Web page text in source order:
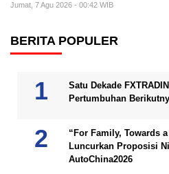
Jumat, 7 Agu 2026 - 00:42 WIB
BERITA POPULER
Satu Dekade
Pertumbuhan
“For Family, Towards
Luncurkan Proposisi
AutoChina2026